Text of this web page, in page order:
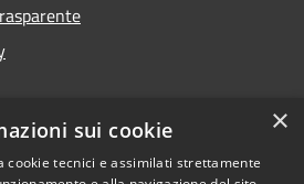
×
sui cookie
cookie tecnici e assimilati strettamente